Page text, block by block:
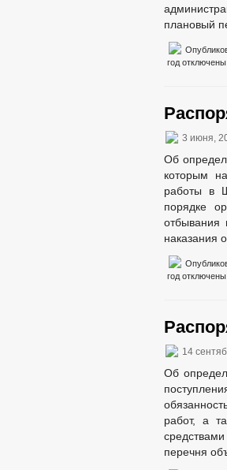
плановый
год отключены
3 июня,
Об
которым
работы в
порядке
отбывания
наказания
год отключены
14
Об
работ, а
перечня